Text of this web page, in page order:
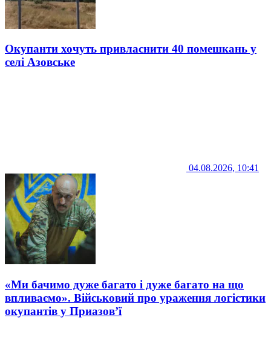
Окупанти хочуть привласнити 40 помешкань у
селі Азовське
04.08.2026, 10:41
«Ми бачимо дуже багато і дуже багато на що
впливаємо». Військовий про ураження логістики
окупантів у Приазов’ї